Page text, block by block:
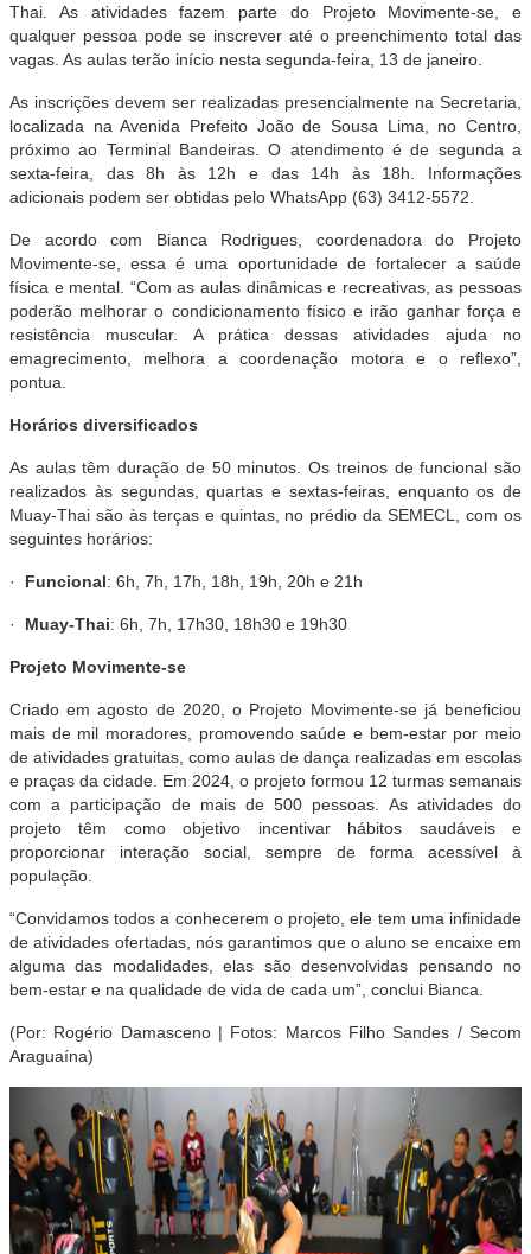
Thai. As atividades fazem parte do Projeto Movimente-se, e
qualquer pessoa pode se inscrever até o preenchimento total das
vagas. As aulas terão início nesta segunda-feira, 13 de janeiro.
As inscrições devem ser realizadas presencialmente na Secretaria,
localizada na Avenida Prefeito João de Sousa Lima, no Centro,
próximo ao Terminal Bandeiras. O atendimento é de segunda a
sexta-feira, das 8h às 12h e das 14h às 18h. Informações
adicionais podem ser obtidas pelo WhatsApp (63) 3412-5572.
De acordo com Bianca Rodrigues, coordenadora do Projeto
Movimente-se, essa é uma oportunidade de fortalecer a saúde
física e mental. “Com as aulas dinâmicas e recreativas, as pessoas
poderão melhorar o condicionamento físico e irão ganhar força e
resistência muscular. A prática dessas atividades ajuda no
emagrecimento, melhora a coordenação motora e o reflexo”,
pontua.
Horários diversificados
As aulas têm duração de 50 minutos. Os treinos de funcional são
realizados às segundas, quartas e sextas-feiras, enquanto os de
Muay-Thai são às terças e quintas, no prédio da SEMECL, com os
seguintes horários:
· Funcional: 6h, 7h, 17h, 18h, 19h, 20h e 21h
· Muay-Thai: 6h, 7h, 17h30, 18h30 e 19h30
Projeto Movimente-se
Criado em agosto de 2020, o Projeto Movimente-se já beneficiou
mais de mil moradores, promovendo saúde e bem-estar por meio
de atividades gratuitas, como aulas de dança realizadas em escolas
e praças da cidade. Em 2024, o projeto formou 12 turmas semanais
com a participação de mais de 500 pessoas. As atividades do
projeto têm como objetivo incentivar hábitos saudáveis e
proporcionar interação social, sempre de forma acessível à
população.
“Convidamos todos a conhecerem o projeto, ele tem uma infinidade
de atividades ofertadas, nós garantimos que o aluno se encaixe em
alguma das modalidades, elas são desenvolvidas pensando no
bem-estar e na qualidade de vida de cada um”, conclui Bianca.
(Por: Rogério Damasceno | Fotos: Marcos Filho Sandes / Secom
Araguaína)